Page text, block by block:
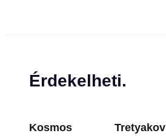
Érdekelheti.
Kosmos
Tretyakov